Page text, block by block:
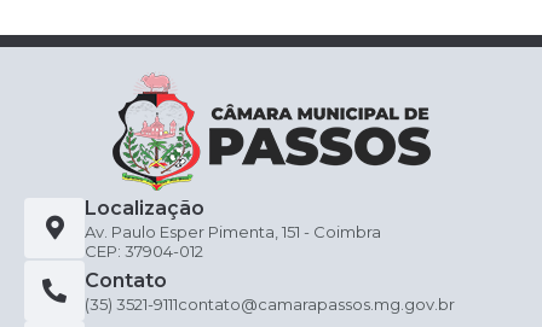
Localização
Av. Paulo Esper Pimenta, 151 - Coimbra
CEP: 37904-012
Contato
(35) 3521-9111contato@camarapassos.mg.gov.br